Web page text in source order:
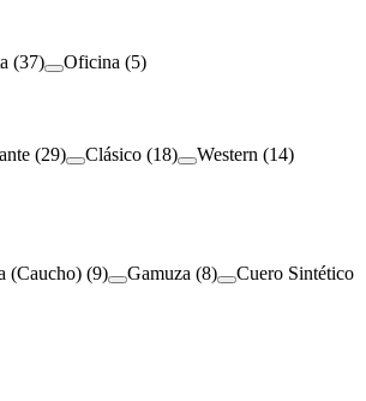
(37) Oficina (5)
(29) Clásico (18) Western (14)
(Caucho) (9) Gamuza (8)
Cuero Sintético